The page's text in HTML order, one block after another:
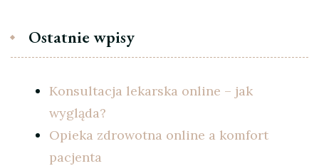
Ostatnie wpisy
Konsultacja lekarska online – jak
wygląda?
Opieka zdrowotna online a komfort
pacjenta